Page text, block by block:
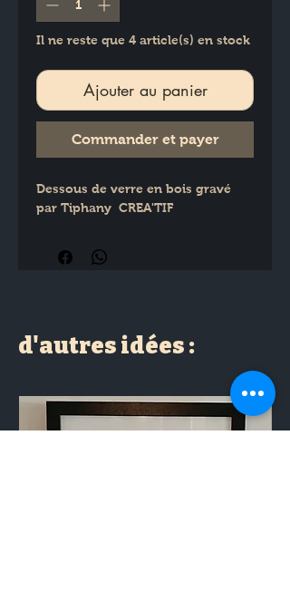
Il ne reste que 4 article(s) en stock
Ajouter au panier
Commander et payer
Dessous de verre en bois gravé
par Tiphany  CREA'TIF
d'autres idées :